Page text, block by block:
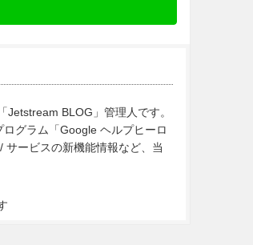
BLOG」管理人です。
グラム「Google ヘルプヒーロ
ービスの新機能情報など、当